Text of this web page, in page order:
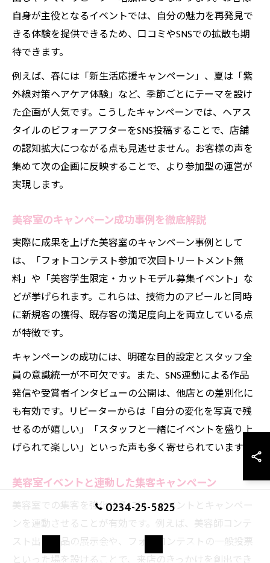
自身が主役となるイベントでは、自分の魅力を再発見で
きる体験を提供できるため、口コミやSNSでの拡散も期
待できます。
例えば、春には「新生活応援キャンペーン」、夏は「紫
外線対策ヘアケア体験」など、季節ごとにテーマを設け
た企画が人気です。こうしたキャンペーンでは、ヘアス
タイルのビフォーアフターをSNS投稿することで、店舗
の認知拡大につながる点も見逃せません。お客様の声を
集めて次の企画に反映することで、より参加型の運営が
実現します。
美容室のキャンペーン成功事例を徹底解説
実際に成果を上げた美容室のキャンペーン事例として
は、「フォトコンテスト参加で次回トリートメント無
料」や「美容学生限定・カットモデル募集イベント」な
どが挙げられます。これらは、技術力のアピールと同時
に新規客の獲得、既存客の満足度向上を両立している点
が特徴です。
キャンペーンの成功には、明確な目的設定とスタッフ全
員の意識統一が不可欠です。また、SNS連動による作品
発信や受賞者インタビューの公開は、他店との差別化に
も有効です。リピーターからは「自分の変化を写真で残
せるのが嬉しい」「スタッフと一緒にイベントを盛り上
げられて楽しい」といった声も多く寄せられています。
美容室イベントと連動した集客キャンペーン
美容室での集客を強化するには、イベントとキャンペー
ンを連動させることが有効です。例えば、美容師コンテ
スト出場作品の展示会や、フォトコンテストの一般投票
0234-25-5825
お問い合わせ ご予約はこちら